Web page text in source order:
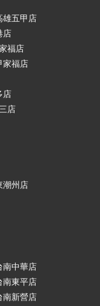
雄五甲店
店
福店
家福店
店
店
潮州店
南中華店
南東平店
南新營店